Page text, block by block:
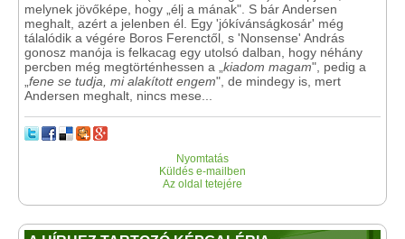
melynek jövőképe, hogy „élj a mának". S bár Andersen
meghalt, azért a jelenben él. Egy 'jókívánságkosár' még
tálalódik a végére Boros Ferenctől, s 'Nonsense' András
gonosz manója is felkacag egy utolsó dalban, hogy néhány
percben még megtörténhessen a „ kiadom magam", pedig a
fene se tudja, mi alakított engem", de mindegy is, mert
Andersen meghalt, nincs mese...
Nyomtatás
Küldés e-mailben
Az oldal tetejére